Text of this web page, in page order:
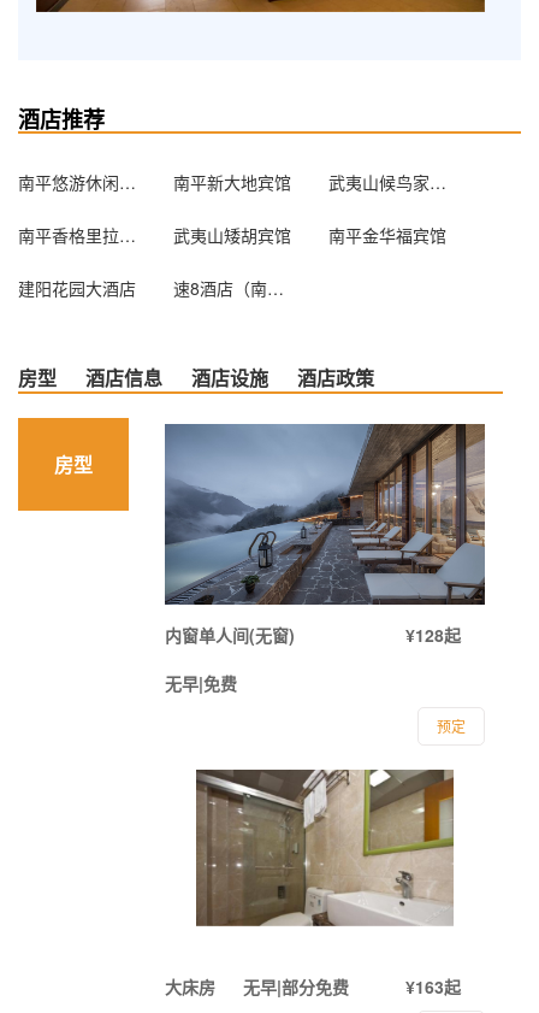
酒店推荐
南平悠游休闲旅馆 南平新大地宾馆 武夷山候鸟家驴友驿栈
南平香格里拉大酒店 武夷山矮胡宾馆 南平金华福宾馆
建阳花园大酒店 速8酒店（南平星光店）
房型 酒店信息 酒店设施 酒店政策
房型
内窗单人间(无窗)
¥128起
无早|免费
预定
大床房 ¥163起
无早|部分免费